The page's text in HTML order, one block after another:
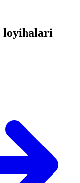
loyihalari